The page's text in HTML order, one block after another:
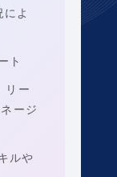
よ
ト
リー
ージ
ルや